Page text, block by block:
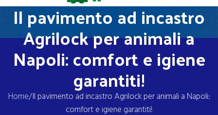
Il pavimento ad incastro
Agrilock per animali a
Napoli: comfort e igiene
garantiti!
Home Il pavimento ad incastro Agrilock per animali a Napoli:
comfort e igiene garantiti!